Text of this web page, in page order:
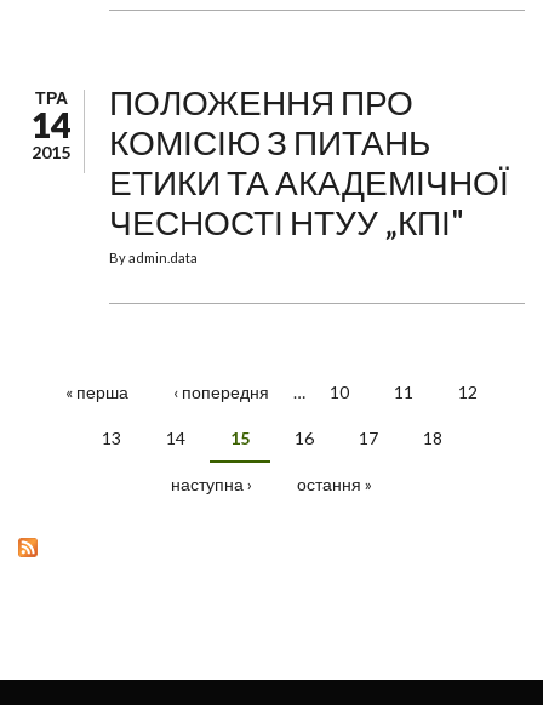
ТРА
14
2015
ПОЛОЖЕННЯ ПРО
КОМІСІЮ З ПИТАНЬ
ЕТИКИ ТА АКАДЕМІЧНОЇ
ЧЕСНОСТІ НТУУ „КПІ"
Byadmin.data
СТОРІНКИ
« перша ‹ попередня … 10 11 12
13 14 15 16 17 18
наступна › остання »